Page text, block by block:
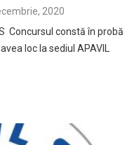
2020
Concursul constă în probă
loc la sediul APAVIL